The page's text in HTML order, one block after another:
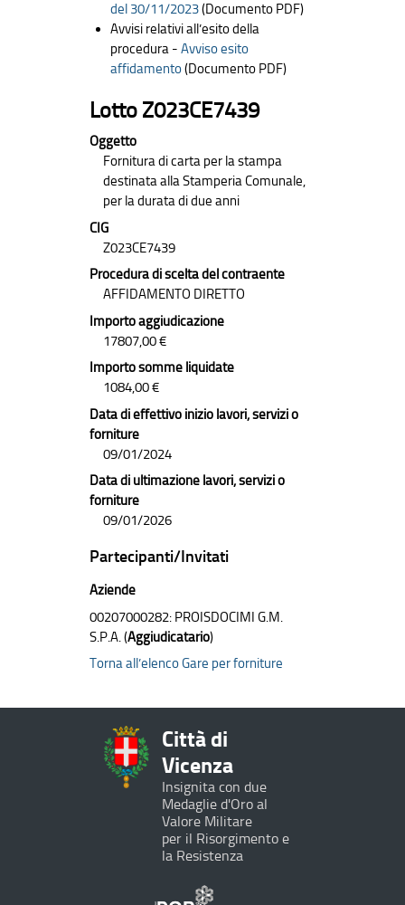
del 30/11/2023(Documento PDF)
Avvisi relativi all’esito della
procedura - Avviso esito
affidamento(Documento PDF)
Lotto Z023CE7439
Oggetto
Fornitura di carta per la stampa
destinata alla Stamperia Comunale,
per la durata di due anni
CIG
Z023CE7439
Procedura di scelta del contraente
AFFIDAMENTO DIRETTO
Importo aggiudicazione
17807,00 €
Importo somme liquidate
1084,00 €
Data di effettivo inizio lavori, servizi o
forniture
09/01/2024
Data di ultimazione lavori, servizi o
forniture
09/01/2026
Partecipanti/Invitati
Aziende
00207000282: PROISDOCIMI G.M.
S.P.A. (Aggiudicatario)
Torna all’elenco Gare per forniture
Città di
Vicenza
Insignita con due
Medaglie d'Oro al
Valore Militare
per il Risorgimento e
la Resistenza